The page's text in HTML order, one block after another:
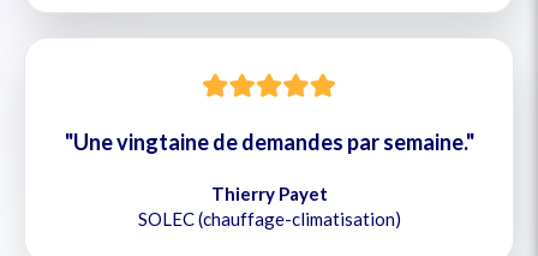
"Une vingtaine de demandes par semaine."
Thierry Payet
SOLEC (chauffage-climatisation)